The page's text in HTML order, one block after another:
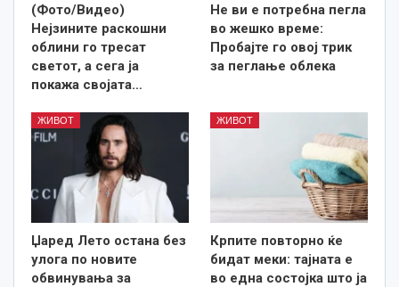
(Фото/Видео)
Нејзините раскошни
облини го тресат
светот, а сега ја
покажа својата…
Не ви е потребна пегла
во жешко време:
Пробајте го овој трик
за пеглање облека
ЖИВОТ
Џаред Лето остана без
улога по новите
обвинувања за
ЖИВОТ
Крпите повторно ќе
бидат меки: тајната е
во една состојка што ја